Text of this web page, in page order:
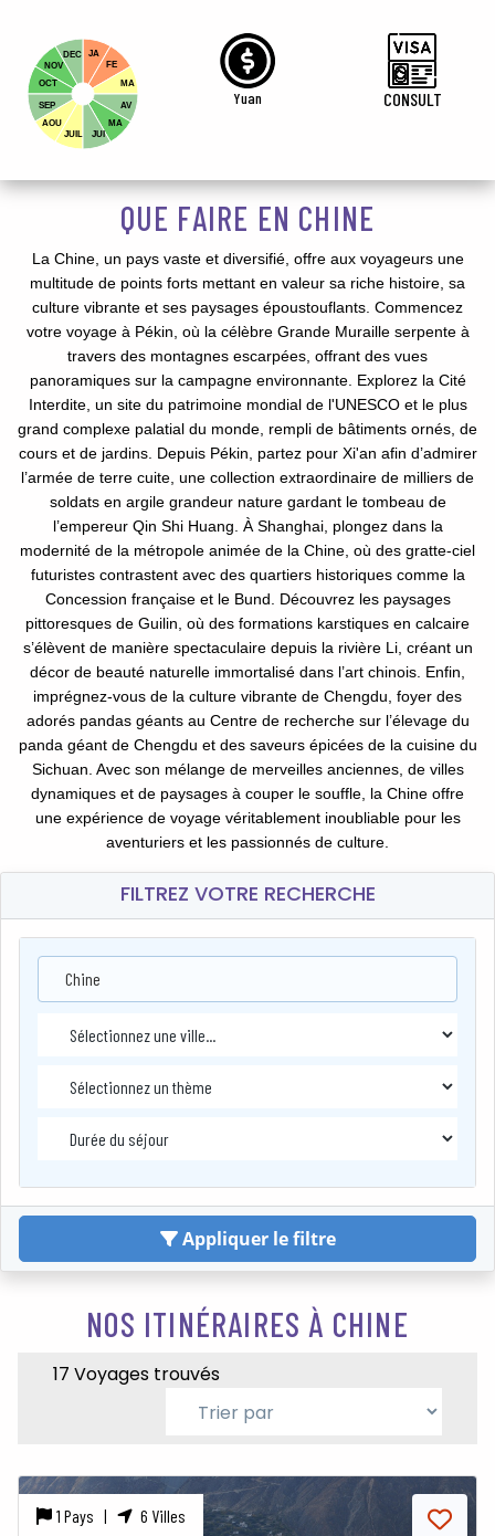
JA
FE
MA
AV
MA
DEC
NOV
OCT
SEP
AOU
JUIL
JUI
Yuan CONSULT
QUE FAIRE EN CHINE
La Chine, un pays vaste et diversifié, offre aux voyageurs une
multitude de points forts mettant en valeur sa riche histoire, sa
culture vibrante et ses paysages époustouflants. Commencez
votre voyage à Pékin, où la célèbre Grande Muraille serpente à
travers des montagnes escarpées, offrant des vues
panoramiques sur la campagne environnante. Explorez la Cité
Interdite, un site du patrimoine mondial de l'UNESCO et le plus
grand complexe palatial du monde, rempli de bâtiments ornés, de
cours et de jardins. Depuis Pékin, partez pour Xi'an afin d’admirer
l’armée de terre cuite, une collection extraordinaire de milliers de
soldats en argile grandeur nature gardant le tombeau de
l’empereur Qin Shi Huang. À Shanghai, plongez dans la
modernité de la métropole animée de la Chine, où des gratte-ciel
futuristes contrastent avec des quartiers historiques comme la
Concession française et le Bund. Découvrez les paysages
pittoresques de Guilin, où des formations karstiques en calcaire
s’élèvent de manière spectaculaire depuis la rivière Li, créant un
décor de beauté naturelle immortalisé dans l’art chinois. Enfin,
imprégnez-vous de la culture vibrante de Chengdu, foyer des
adorés pandas géants au Centre de recherche sur l’élevage du
panda géant de Chengdu et des saveurs épicées de la cuisine du
Sichuan. Avec son mélange de merveilles anciennes, de villes
dynamiques et de paysages à couper le souffle, la Chine offre
une expérience de voyage véritablement inoubliable pour les
aventuriers et les passionnés de culture.
FILTREZ VOTRE RECHERCHE
Chine
Appliquer le filtre
NOS ITINÉRAIRES À CHINE
17 Voyages trouvés
1 Pays | 6 Villes